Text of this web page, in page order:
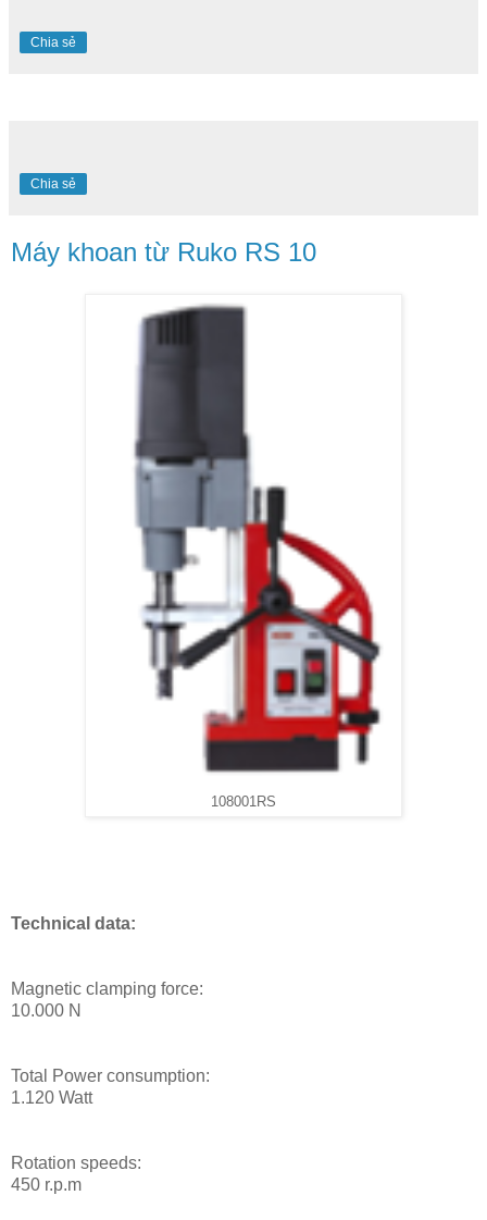
Chia sẻ
Chia sẻ
Máy khoan từ Ruko RS 10
108001RS
Technical data:
Magnetic clamping force:
10.000 N
Total Power consumption:
1.120 Watt
Rotation speeds:
450 r.p.m